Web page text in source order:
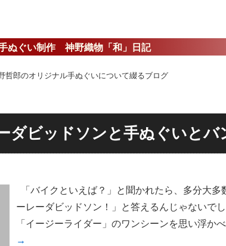
ぬぐい制作 神野織物「和」日記
郎のオリジナル手ぬぐいについて綴るブログ
ダビッドソンと手ぬぐいとバ
「バイクといえば？」と聞かれたら、多分大多
ーレーダビッドソン！」と答えるんじゃないで
「イージーライダー」のワンシーンを思い浮か
→